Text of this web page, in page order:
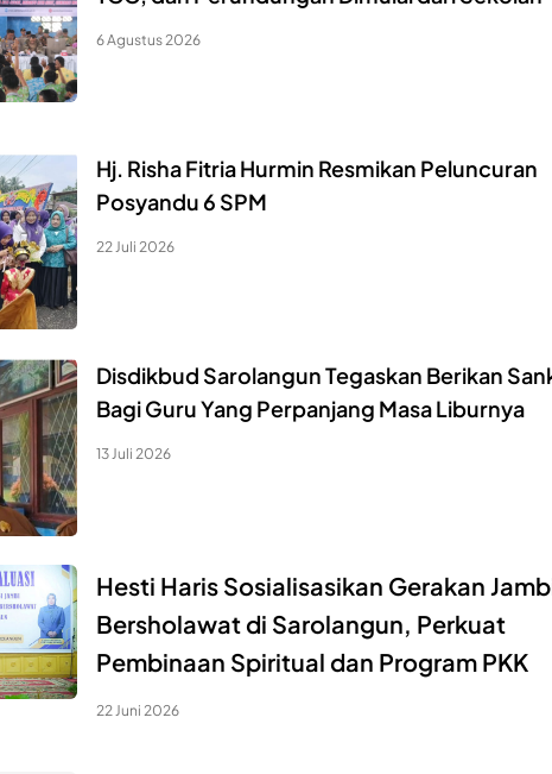
6 Agustus 2026
Hj. Risha Fitria Hurmin Resmikan Peluncuran
Posyandu 6 SPM
22 Juli 2026
Disdikbud Sarolangun Tegaskan Berikan
Bagi Guru Yang Perpanjang Masa Liburnya
13 Juli 2026
Hesti Haris Sosialisasikan Gerakan
Bersholawat di Sarolangun, Perkuat
Pembinaan Spiritual dan Program PKK
22 Juni 2026